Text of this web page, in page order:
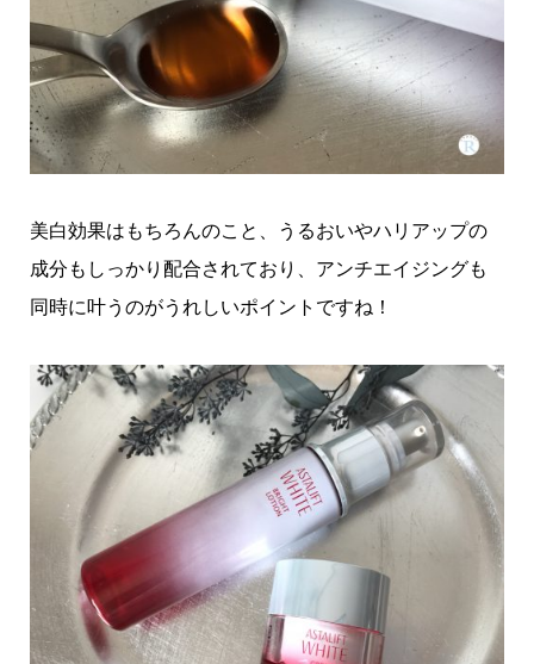
美白効果はもちろんのこと、うるおいやハリアップの
成分もしっかり配合されており、アンチエイジングも
同時に叶うのがうれしいポイントですね！